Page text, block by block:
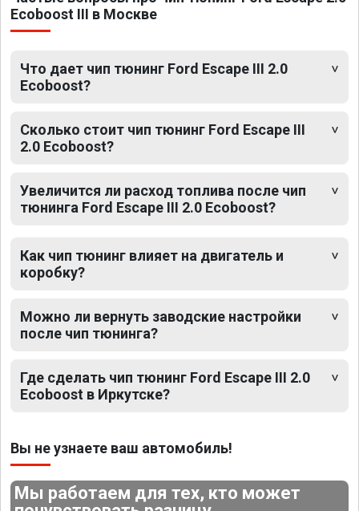
Ecoboost III в Москве
Что дает чип тюнинг Ford Escape III 2.0
Ecoboost?
Сколько стоит чип тюнинг Ford Escape III
2.0 Ecoboost?
Увеличится ли расход топлива после чип
тюнинга Ford Escape III 2.0 Ecoboost?
Как чип тюнинг влияет на двигатель и
коробку?
Можно ли вернуть заводские настройки
после чип тюнинга?
Где сделать чип тюнинг Ford Escape III 2.0
Ecoboost в Иркутске?
Вы не узнаете ваш автомобиль!
Мы работаем для тех, кто может